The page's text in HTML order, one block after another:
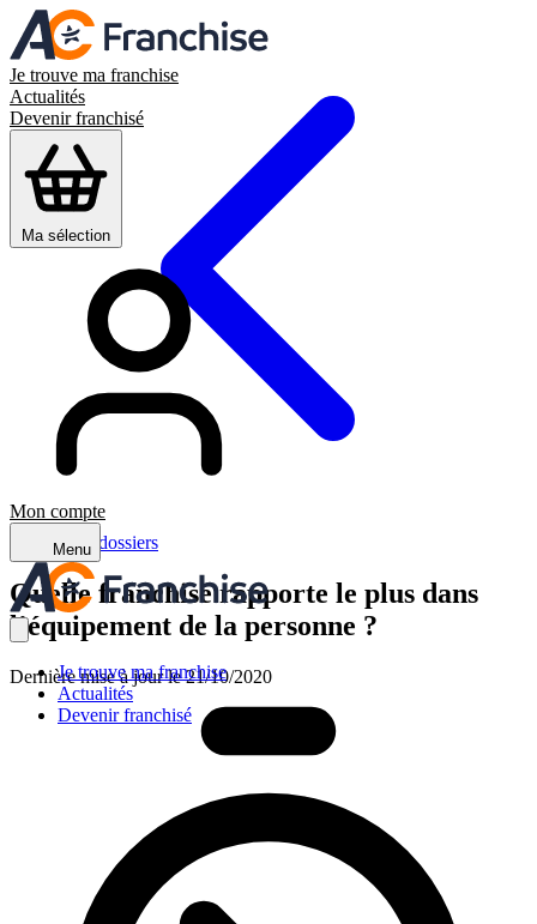
Je trouve ma franchise
Actualités
Devenir franchisé
Ma sélection
Mon compte
Menu
Je trouve ma franchise
Actualités
Devenir franchisé
Retour aux dossiers
Quelle franchise rapporte le plus dans
l’équipement de la personne ?
Dernière mise à jour le 21/10/2020